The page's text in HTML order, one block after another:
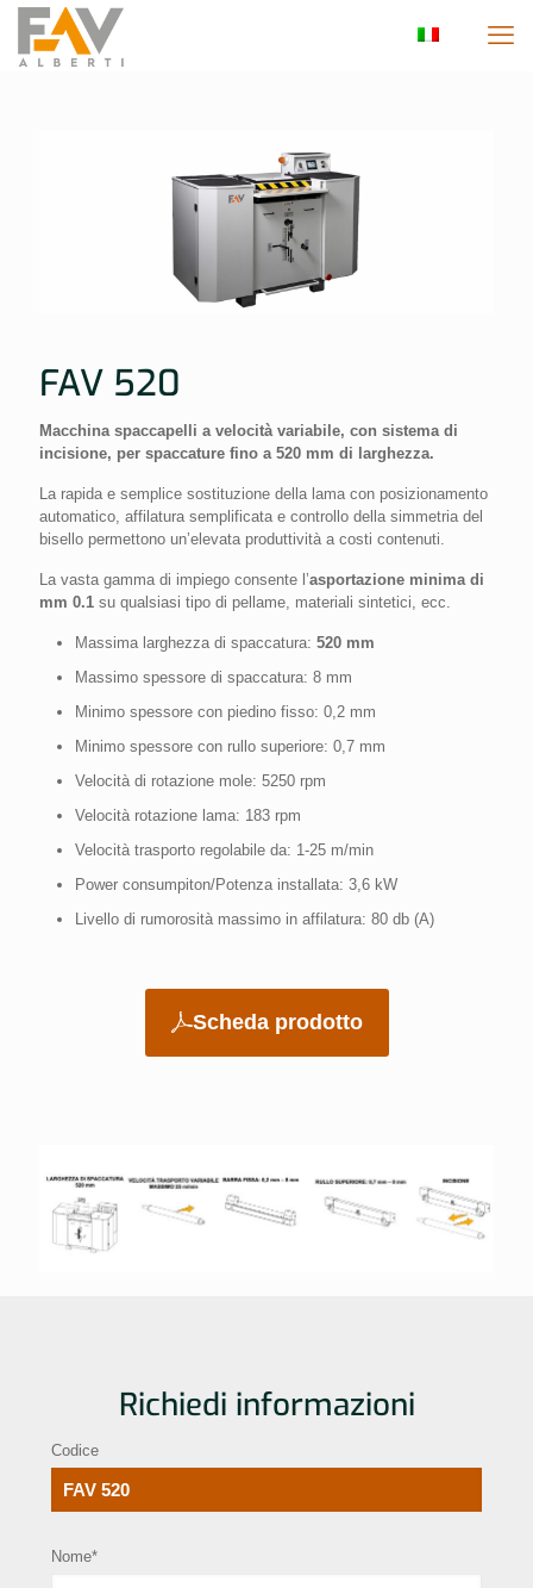
FAV 520
Macchina spaccapelli a velocità variabile, con sistema di
incisione, per spaccature fino a 520 mm di larghezza.
La rapida e semplice sostituzione della lama con posizionamento
automatico, affilatura semplificata e controllo della simmetria del
bisello permettono un’elevata produttività a costi contenuti.
La vasta gamma di impiego consente l’asportazione minima di
mm 0.1 su qualsiasi tipo di pellame, materiali sintetici, ecc.
Massima larghezza di spaccatura: 520 mm
Massimo spessore di spaccatura: 8 mm
Minimo spessore con piedino fisso: 0,2 mm
Minimo spessore con rullo superiore: 0,7 mm
Velocità di rotazione mole: 5250 rpm
Velocità rotazione lama: 183 rpm
Velocità trasporto regolabile da: 1-25 m/min
Power consumpiton/Potenza installata: 3,6 kW
Livello di rumorosità massimo in affilatura: 80 db (A)
Scheda prodotto
Richiedi informazioni
Codice
Nome*